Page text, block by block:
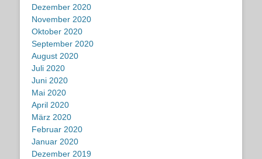
Dezember 2020
November 2020
Oktober 2020
September 2020
August 2020
Juli 2020
Juni 2020
Mai 2020
April 2020
März 2020
Februar 2020
Januar 2020
Dezember 2019